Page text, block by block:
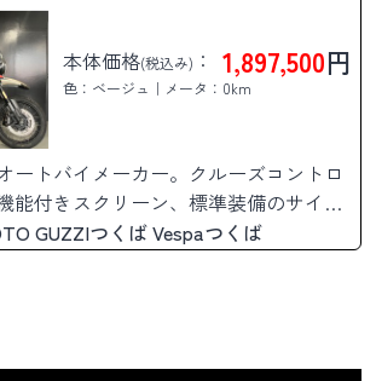
本体価格(税込み) ： 1,897,500円
色：ベージュ｜メータ：0km
ートバイメーカー。クルーズコントロ
能付きスクリーン、標準装備のサイド
まロングツーリングに出かけられま
GUZZIつくば Vespaつくば